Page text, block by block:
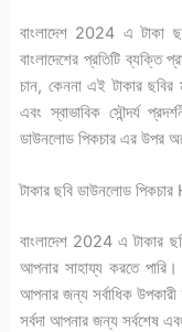
বাংলাদেশ 2024 এ টাকা
বাংলাদেশের প্রতিটি
চান, কেননা এই টাকার
এবং স্বাভাবিক সৌন্দর্য
ডাউনলোড পিকচার এর উপর
টাকার ছবি ডাউনলোড
বাংলাদেশ 2024 এ টাকার
আপনার সাহায্য করতে
আপনার জন্য সর্বাধিক
সর্বদা আপনার জন্য সর্বশেষ